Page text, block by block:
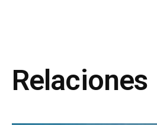
Relaciones